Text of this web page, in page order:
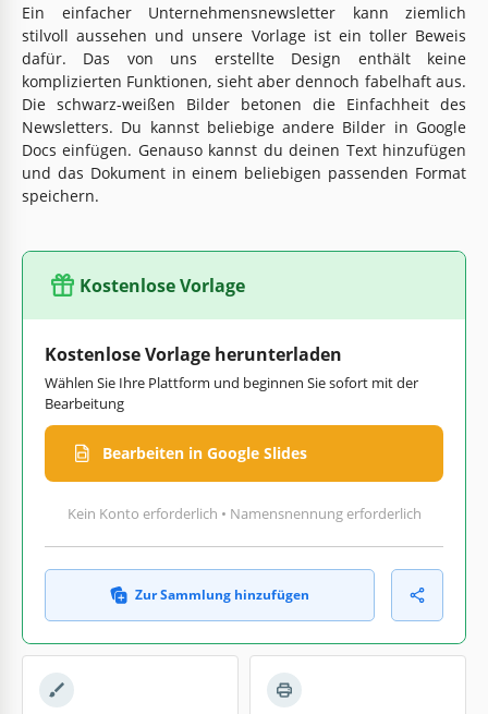
Ein einfacher Unternehmensnewsletter kann ziemlich
stilvoll aussehen und unsere Vorlage ist ein toller Beweis
dafür. Das von uns erstellte Design enthält keine
komplizierten Funktionen, sieht aber dennoch fabelhaft aus.
Die schwarz-weißen Bilder betonen die Einfachheit des
Newsletters. Du kannst beliebige andere Bilder in Google
Docs einfügen. Genauso kannst du deinen Text hinzufügen
und das Dokument in einem beliebigen passenden Format
speichern.
Kostenlose Vorlage
Kostenlose Vorlage herunterladen
Wählen Sie Ihre Plattform und beginnen Sie sofort mit der
Bearbeitung
Bearbeiten in Google Slides
Kein Konto erforderlich • Namensnennung erforderlich
Zur Sammlung hinzufügen